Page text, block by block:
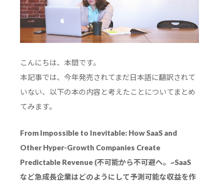
こんにちは、本間です。
本記事では、今年発売されてまだ日本語に翻訳されて
いない、以下の本の内容と考えたことについてまとめ
てみます。
From Impossible to Inevitable: How SaaS and
Other Hyper-Growth Companies Create
Predictable Revenue (不可能から不可避へ。~SaaS
など急成長企業はどのようにして予測可能な収益を作